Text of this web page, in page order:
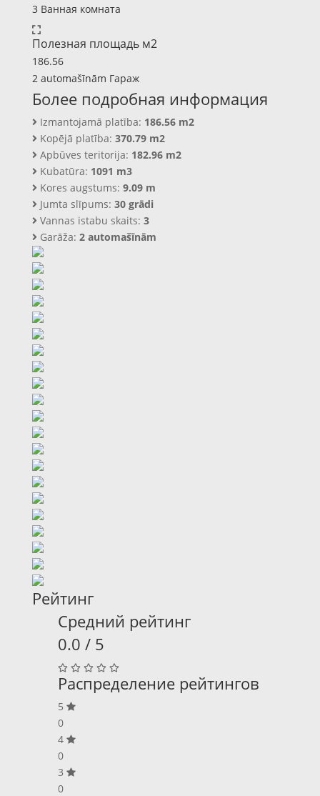
3 Ванная комната
Полезная площадь м2
186.56
2 automašīnām Гараж
Более подробная информация
Izmantojamā platība: 186.56 m2
Kopējā platība: 370.79 m2
Apbūves teritorija: 182.96 m2
Kubatūra: 1091 m3
Kores augstums: 9.09 m
Jumta slīpums: 30 grādi
Vannas istabu skaits: 3
Garāža: 2 automašīnām
Рейтинг
Средний рейтинг
0.0 / 5
Распределение рейтингов
5
0
4
0
3
0